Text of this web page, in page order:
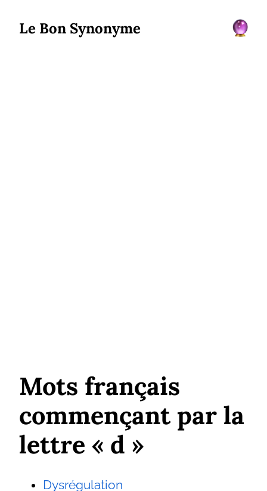
Le Bon Synonyme
Mots français
commençant par la
lettre « d »
Dysrégulation